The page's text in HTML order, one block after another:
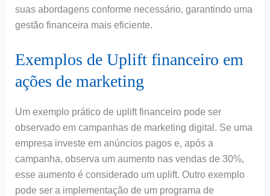
suas abordagens conforme necessário, garantindo uma
gestão financeira mais eficiente.
Exemplos de Uplift financeiro em
ações de marketing
Um exemplo prático de uplift financeiro pode ser
observado em campanhas de marketing digital. Se uma
empresa investe em anúncios pagos e, após a
campanha, observa um aumento nas vendas de 30%,
esse aumento é considerado um uplift. Outro exemplo
pode ser a implementação de um programa de